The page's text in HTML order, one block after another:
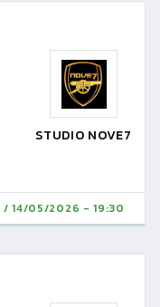
STUDIO NOVE7
14/05/2026 - 19:30